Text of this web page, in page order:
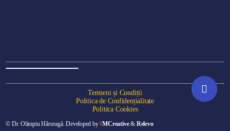
Termeni și Condiții
Politica de Confidențialitate
Politica Cookies
© Dr. Olimpiu Hârceagă. Developed byIMCreative& Relevo
Programare online